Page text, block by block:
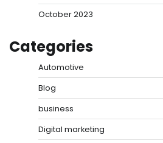
October 2023
Categories
Automotive
Blog
business
Digital marketing